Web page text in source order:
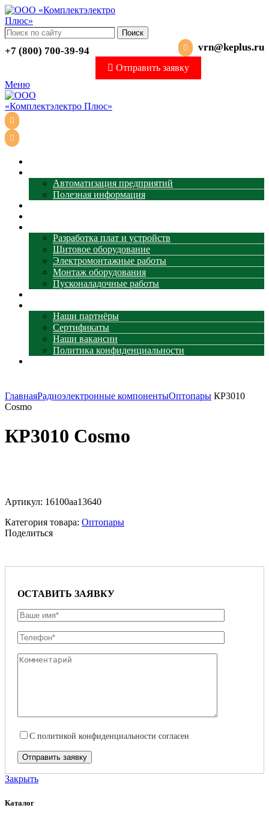
Поиск
vrn@keplus.ru
+7 (800) 700-39-94
Отправить заявку
Меню
Автоматизация предприятий
Полезная информация
Разработка плат и устройств
Щитовое оборудование
Электромонтажные работы
Монтаж оборудования
Пусконаладочные работы
Наши партнёры
Сертификаты
Наши вакансии
Политика конфиденциальности
ГлавнаяРадиоэлектронные компонентыОптопары КР3010
Cosmo
КР3010 Cosmo
Артикул: 16100aa13640
Категория товара: Оптопары
Поделиться
ОСТАВИТЬ ЗАЯВКУ
С политикой конфиденциальности согласен
Закрыть
Каталог